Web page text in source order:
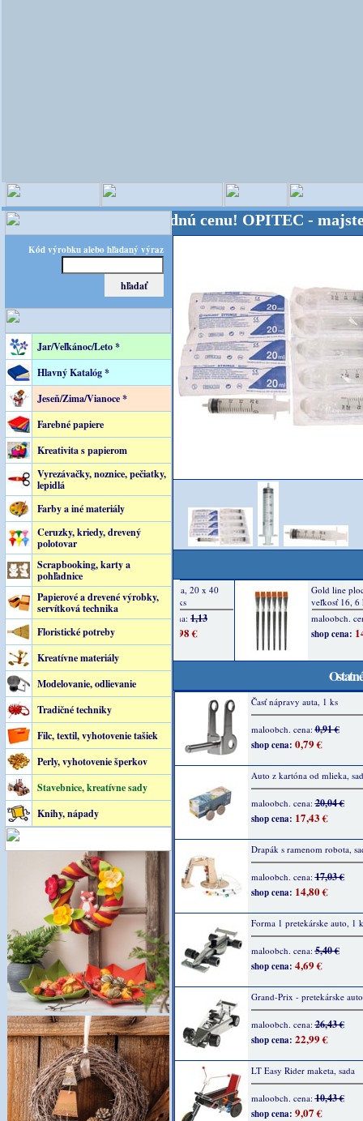
Kód výrobku alebo hľadaný výraz
Jar/Veľkánoc/Leto *
Hlavný Katalóg *
Jeseň/Zima/Vianoce *
Farebné papiere
Kreativita s papierom
Vyrezávačky, noznice, pečiatky,
lepidlá
Farby a iné materiály
Ceruzky, kriedy, drevený
polotovar
Scrapbooking, karty a
pohľadnice
Papierové a drevené výrobky,
servítková technika
Floristické potreby
Kreatívne materiály
Modelovanie, odlievanie
Tradičné techniky
Filc, textil, vyhotovenie tašiek
Perly, vyhotovenie šperkov
Stavebnice, kreatívne sady
Knihy, nápady
Kvalita za výhodnú cenu! OPITEC - majster
Časť nápravy auta, 1 ks
maloobch. cena:0,91 €
shop cena: 0,79 €
Auto z kartóna od mlieka,
maloobch. cena:20,04 €
shop cena: 17,43 €
Drapák s ramenom robota,
maloobch. cena:17,03 €
shop cena: 14,80 €
Forma 1 pretekárske auto, 1
maloobch. cena:5,40 €
shop cena: 4,69 €
Grand-Prix - pretekárske
maloobch. cena:26,43 €
shop cena: 22,99 €
LT Easy Rider maketa, sada
maloobch. cena:10,43 €
shop cena: 9,07 €